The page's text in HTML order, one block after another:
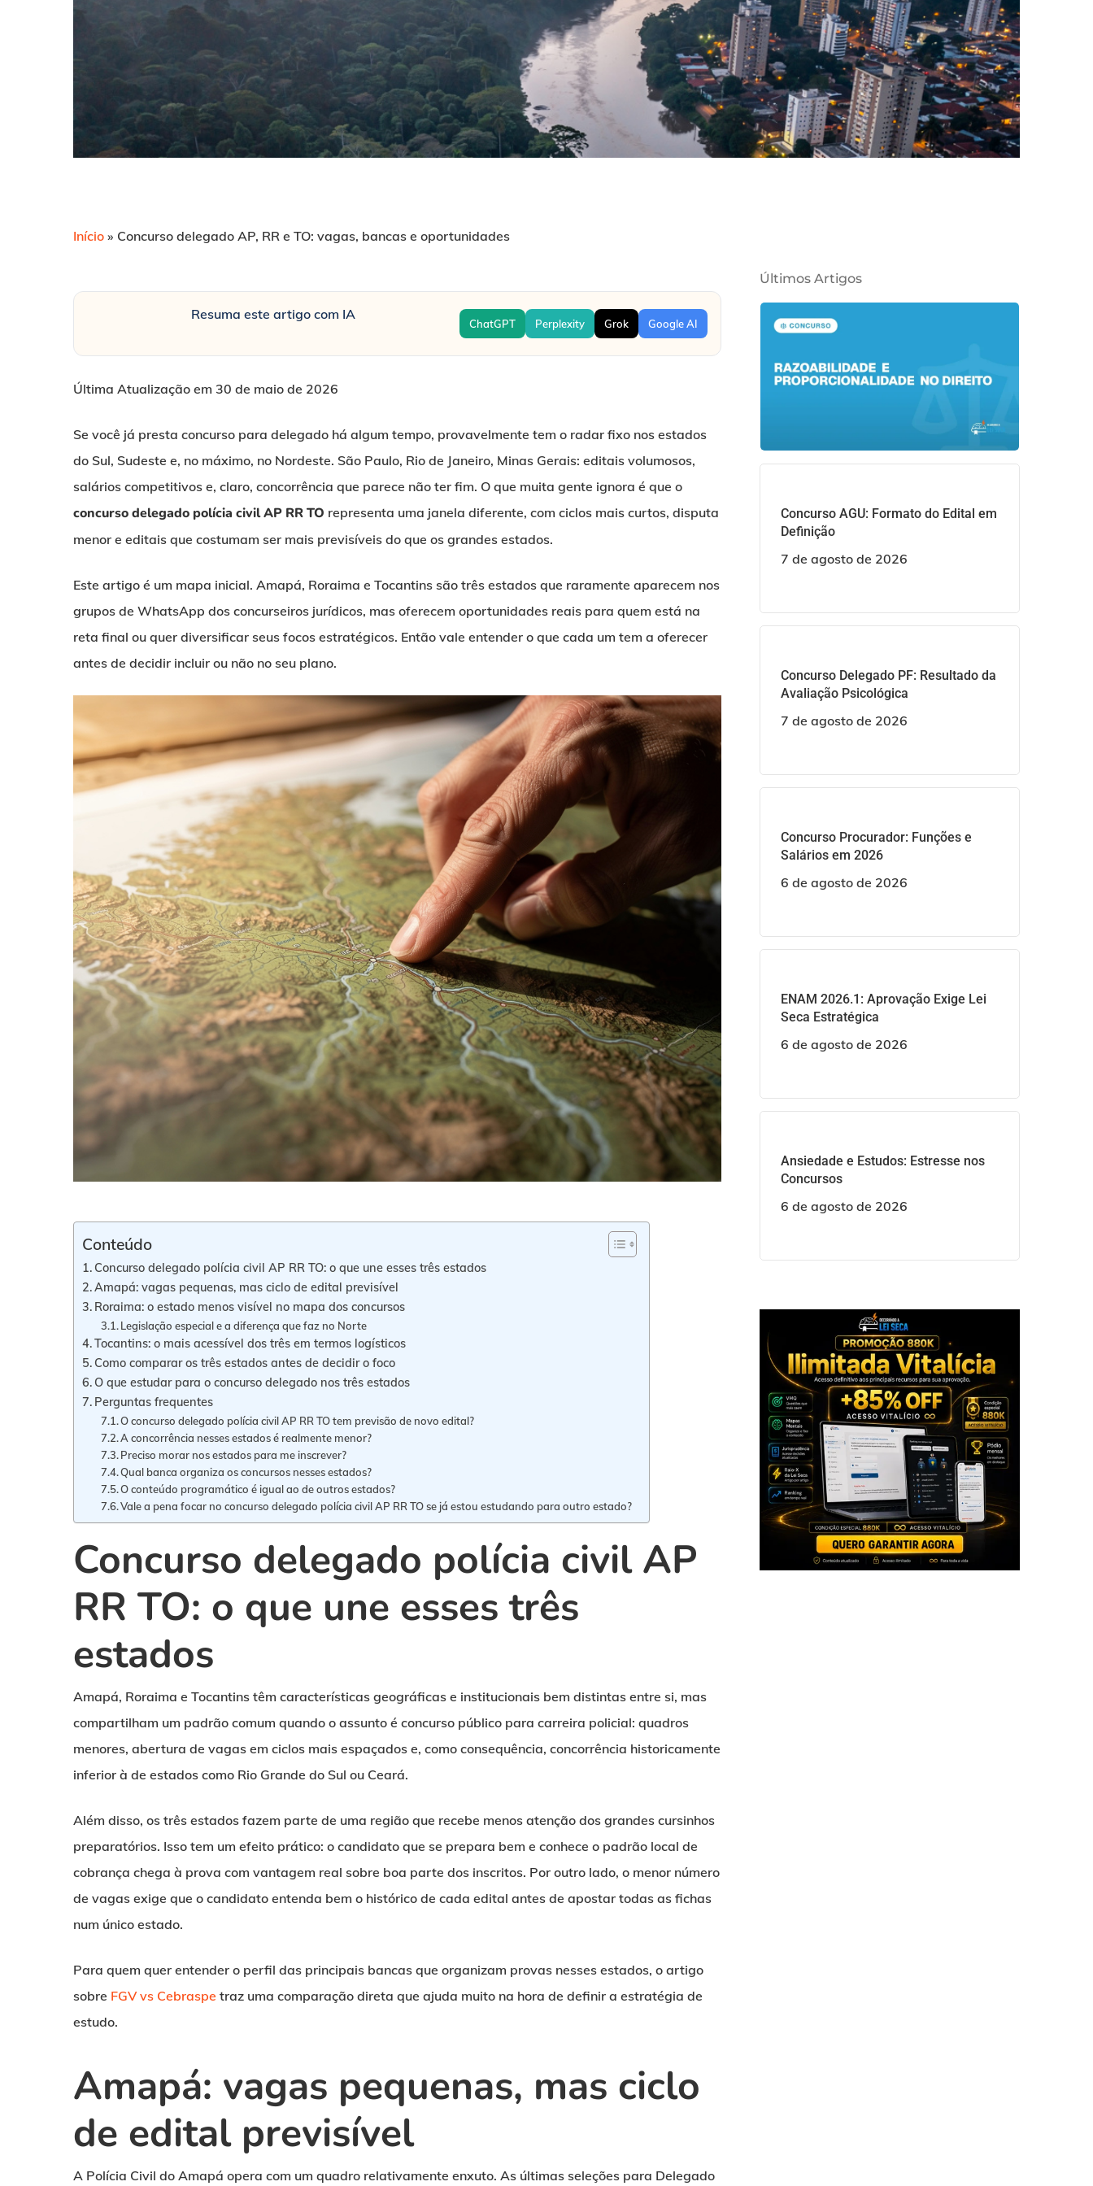
Início » Concurso delegado AP, RR e TO: vagas, bancas e oportunidades
Resuma este artigo com IA
ChatGPT Perplexity Grok Google AI
Última Atualização em 30 de maio de 2026
Se você já presta concurso para delegado há algum tempo, provavelmente tem o radar fixo nos estados
do Sul, Sudeste e, no máximo, no Nordeste. São Paulo, Rio de Janeiro, Minas Gerais: editais volumosos,
salários competitivos e, claro, concorrência que parece não ter fim. O que muita gente ignora é que o
concurso delegado polícia civil AP RR TO representa uma janela diferente, com ciclos mais curtos, disputa
menor e editais que costumam ser mais previsíveis do que os grandes estados.
Este artigo é um mapa inicial. Amapá, Roraima e Tocantins são três estados que raramente aparecem nos
grupos de WhatsApp dos concurseiros jurídicos, mas oferecem oportunidades reais para quem está na
reta final ou quer diversificar seus focos estratégicos. Então vale entender o que cada um tem a oferecer
antes de decidir incluir ou não no seu plano.
Conteúdo
Concurso delegado polícia civil AP RR TO: o que une esses três estados
Amapá: vagas pequenas, mas ciclo de edital previsível
Roraima: o estado menos visível no mapa dos concursos
Legislação especial e a diferença que faz no Norte
Tocantins: o mais acessível dos três em termos logísticos
Como comparar os três estados antes de decidir o foco
O que estudar para o concurso delegado nos três estados
Perguntas frequentes
O concurso delegado polícia civil AP RR TO tem previsão de novo edital?
A concorrência nesses estados é realmente menor?
Preciso morar nos estados para me inscrever?
Qual banca organiza os concursos nesses estados?
O conteúdo programático é igual ao de outros estados?
Vale a pena focar no concurso delegado polícia civil AP RR TO se já estou estudando para outro estado?
Concurso delegado polícia civil AP
RR TO: o que une esses três
estados
Amapá, Roraima e Tocantins têm características geográficas e institucionais bem distintas entre si, mas
compartilham um padrão comum quando o assunto é concurso público para carreira policial: quadros
menores, abertura de vagas em ciclos mais espaçados e, como consequência, concorrência historicamente
inferior à de estados como Rio Grande do Sul ou Ceará.
Além disso, os três estados fazem parte de uma região que recebe menos atenção dos grandes cursinhos
preparatórios. Isso tem um efeito prático: o candidato que se prepara bem e conhece o padrão local de
cobrança chega à prova com vantagem real sobre boa parte dos inscritos. Por outro lado, o menor número
de vagas exige que o candidato entenda bem o histórico de cada edital antes de apostar todas as fichas
num único estado.
Para quem quer entender o perfil das principais bancas que organizam provas nesses estados, o artigo
sobre FGV vs Cebraspe traz uma comparação direta que ajuda muito na hora de definir a estratégia de
estudo.
Amapá: vagas pequenas, mas ciclo
de edital previsível
A Polícia Civil do Amapá opera com um quadro relativamente enxuto. As últimas seleções para Delegado
Últimos Artigos
Concurso AGU: Formato do Edital em
Definição
7 de agosto de 2026
Concurso Delegado PF: Resultado da
Avaliação Psicológica
7 de agosto de 2026
Concurso Procurador: Funções e
Salários em 2026
6 de agosto de 2026
ENAM 2026.1: Aprovação Exige Lei
Seca Estratégica
6 de agosto de 2026
Ansiedade e Estudos: Estresse nos
Concursos
6 de agosto de 2026